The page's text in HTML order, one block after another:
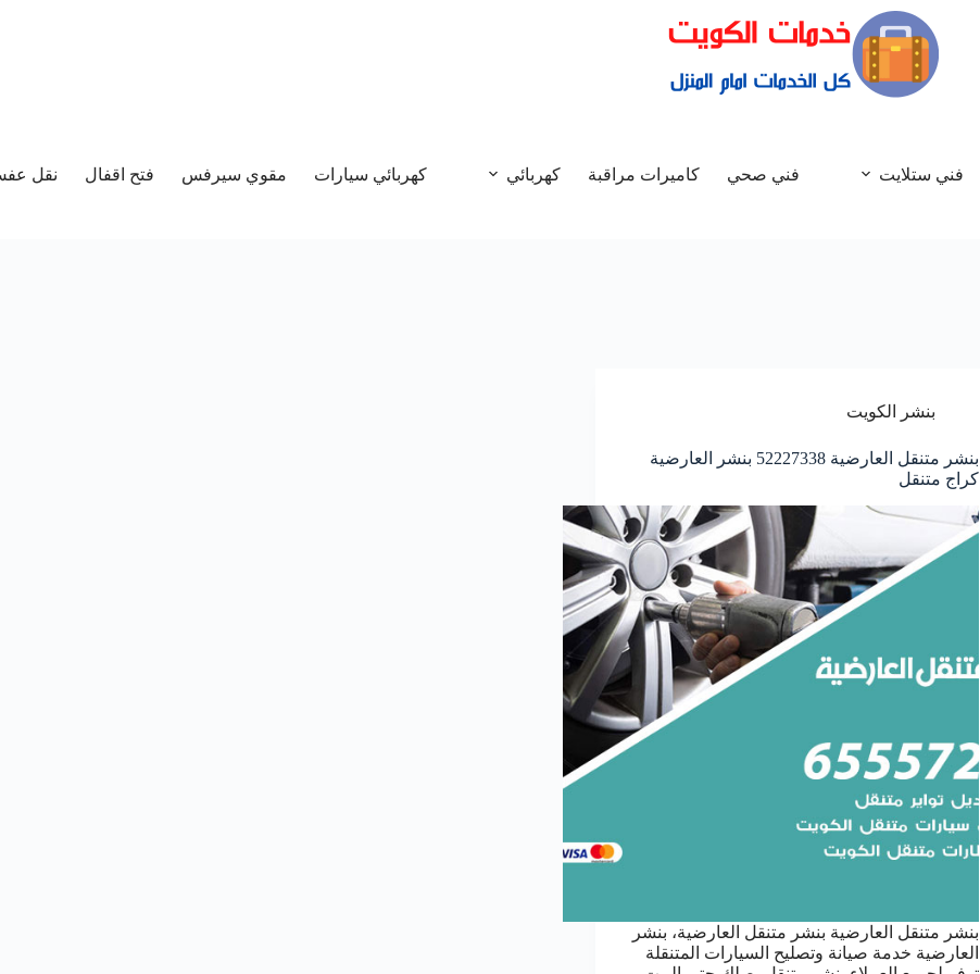
فني ستلايت فني صحي كاميرات مراقبة كهربائي كهربائي سيارات مقوي سيرفس فتح اقفال نقل
بنشر الكويت
بنشر متنقل العارضية 52227338 بنشر العارضية
كراج متنقل
بنشر متنقل العارضية بنشر متنقل العارضية، بنشر
العارضية خدمة صيانة وتصليح السيارات المتنقلة